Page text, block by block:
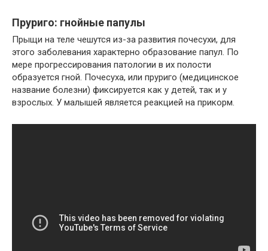
Пруриго: гнойные папулы
Прыщи на теле чешутся из-за развития почесухи, для
этого заболевания характерно образование папул. По
мере прогрессирования патологии в их полости
образуется гной. Почесуха, или пруриго (медицинское
название болезни) фиксируется как у детей, так и у
взрослых. У малышей является реакцией на прикорм.